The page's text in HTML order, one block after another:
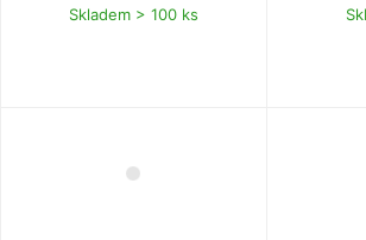
Skladem > 100 ks